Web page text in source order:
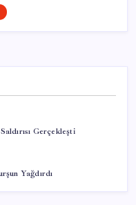
Gerçekleşti
Yağdırdı